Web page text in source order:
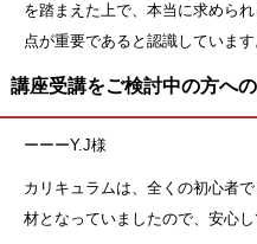
を踏まえた上で、本当に求めら
点が重要であると認識しています
講座受講をご検討中の方へ
ーーーY.J様
カリキュラムは、全くの初心者
材となっていましたので、安心